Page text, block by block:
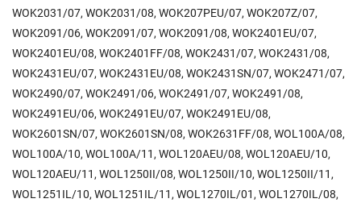
WOK2031/07, WOK2031/08, WOK207PEU/07, WOK207Z/07,
WOK2091/06, WOK2091/07, WOK2091/08, WOK2401EU/07,
WOK2401EU/08, WOK2401FF/08, WOK2431/07, WOK2431/08,
WOK2431EU/07, WOK2431EU/08, WOK2431SN/07, WOK2471/07,
WOK2490/07, WOK2491/06, WOK2491/07, WOK2491/08,
WOK2491EU/06, WOK2491EU/07, WOK2491EU/08,
WOK2601SN/07, WOK2601SN/08, WOK2631FF/08, WOL100A/08,
WOL100A/10, WOL100A/11, WOL120AEU/08, WOL120AEU/10,
WOL120AEU/11, WOL1250II/08, WOL1250II/10, WOL1250II/11,
WOL1251IL/10, WOL1251IL/11, WOL1270IL/01, WOL1270IL/08,